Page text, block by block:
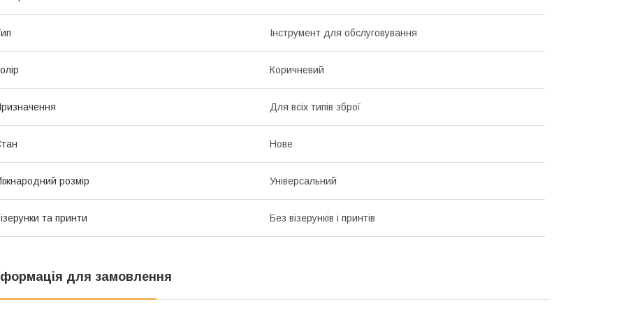
Інструмент для обслуговування
Коричневий
Для всіх типів зброї
Нове
розмір Універсальний
та принти Без візерунків і принтів
для замовлення